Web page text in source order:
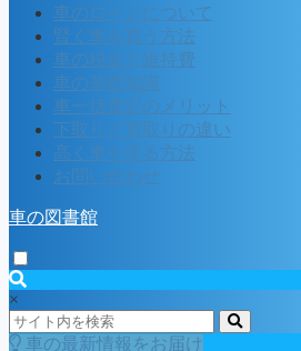
車のローンについて
賢く車を買う方法
車の税金と維持費
車の基礎知識
車一括査定のメリット
下取りと買取りの違い
高く車を売る方法
お問い合わせ
車の図書館
×
車の最新情報をお届け